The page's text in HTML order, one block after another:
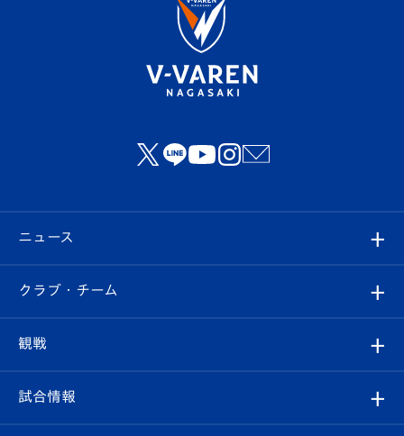
ニュース
すべて
クラブ
試合情報
クラブ・チーム
クラブ概要
観戦
観戦ルール
試合情報